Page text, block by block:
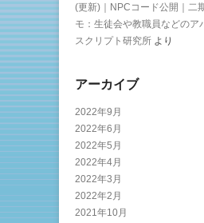
(更新)｜NPCコード公開｜二
モ：生徒会や教職員などのア
スクリプト研究所 より
アーカイブ
2022年9月
2022年6月
2022年5月
2022年4月
2022年3月
2022年2月
2021年10月